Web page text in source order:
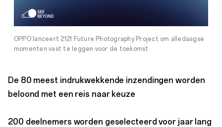
OPPO lanceert 2121 Future Photography Project om alledaagse
momenten vast te leggen voor de toekomst
De 80 meest indrukwekkende inzendingen worden
beloond met een reis naar keuze
200 deelnemers worden geselecteerd voor jaar lang